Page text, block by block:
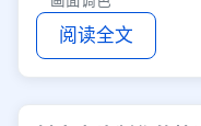
阅读全文